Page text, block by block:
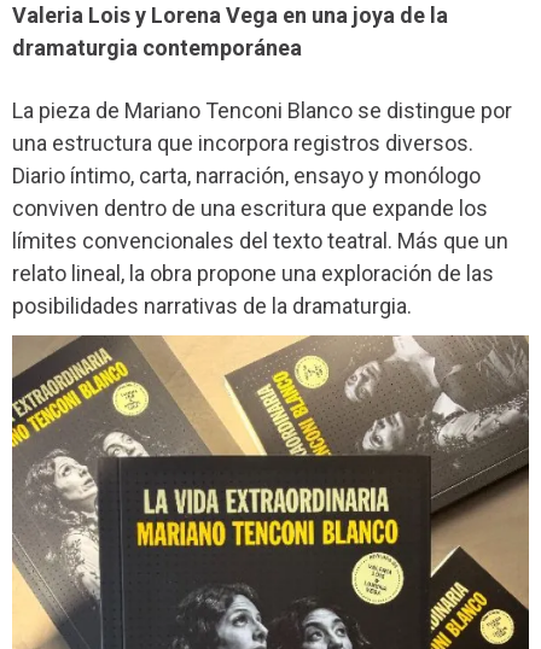
Valeria Lois y Lorena Vega en una joya de la
dramaturgia contemporánea
La pieza de Mariano Tenconi Blanco se distingue por
una estructura que incorpora registros diversos.
Diario íntimo, carta, narración, ensayo y monólogo
conviven dentro de una escritura que expande los
límites convencionales del texto teatral. Más que un
relato lineal, la obra propone una exploración de las
posibilidades narrativas de la dramaturgia.